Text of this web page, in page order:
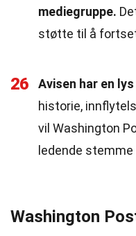
mediegruppe.
støtte til å
26 Avisen har en
historie,
vil Washington
ledende
Washington